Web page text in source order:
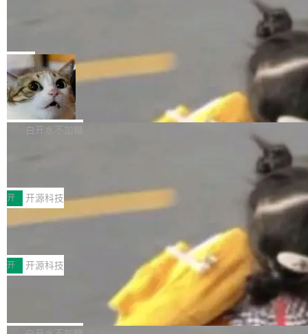
一在人才争夺战中失血的公司。六月，Google
连失两员大将：Noam Shazeer 去了 Op...
er HE-AAC 960 解码 (DAB+) transpose_cuda
filter 添加 AMF Frame Rate Converter (vf_frc
_amf) filter SMPTE 2094-50 元数据支持和直
通 ProRes RAW VideoToolbox 硬件加速器 AP
V ...
Code 在 X 上发帖：「DeepSeek Flash did 8T
tokens on August 1st. 5T of free usage + 3T
on OpenCode Go.」79.8 万次浏览，连带着 #
DeepSeek一天消耗了8万亿# 上了微博热搜——
注意这是 OpenCode 一家的消耗。 OpenCode
不完。」5T 来自免费额度，3T 来自 Go...
局
NetBSD 11.0 正式发布
NetBSD 11.0 现已正式发布，这是 NetBSD 操
作系统的第十八个主要版本。 自 NetBSD 10.1
ve JH71XX 的设备，例如 VisionFive 2、PINE
64 STAR64，以及 QEMU。 增强了对 POSIX.1
-2024 和 C23 编程接口标准的兼容性。 compat
_linux(8) 增强了对 Linux 系统调用的支持，包
括 epoll（围绕 kqueue 实现）、POSIX 消息队
列、...
白开水不加糖
案
享会在上海举办。鸿蒙生态的全场景智慧营销平
台鲸鸿动能协同华为游戏中心，面向游戏行业开
发者及生态伙伴，系统呈现了平台在游戏领域的
完整能力版图——从IAP高价值用户的全周期经
营、到IAA游戏的“买变一体”正循环、再到联运与
广告协同的全链路经营闭环，以及面向全球市场
的出海增长布局。 华为终端云业务商业化销售负
责人在开场致辞中表示，游戏开发者的核心诉求
已不再是“多一个投放渠道”，而是一套能够持续
开 开源科技
技嘉X3D系列再添新成员 B850 AORU
面向AMD Ryzen X3D处理器玩家，技嘉X3D系
列主板阵容迎来新成员——B850 AORUS ELITE
X3D。作为面向主流高性能平台打造的全新主板
产品，B850 AORUS ELITE X3D延续技嘉在X3
D平台优化上的技术积累，旨在为游戏玩家带来
更稳定、更高效的装机选择。 B850 AORUS ELI
开 开源科技
Zadig v5.0 发布：AI 发布专员与 AI 审
我们团队这几天最大的卡点不是 AI 写得不够
好，是 AI 写得太好了。 好到审查排期从两天的